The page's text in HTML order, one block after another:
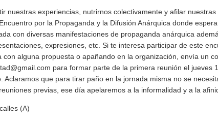
nuestras experiencias, nutrirnos colectivamente y afilar nuestras
por la Propaganda y la Difusión Anárquica donde
con diversas manifestaciones de propaganda anárquica
expresiones, etc. Si te interesa participar de este
con alguna propuesta o apañando en la organización, envía un
para formar parte de la primera reunión el jueves
Aclaramos que para tirar paño en la jornada misma no se
previas, ese día apelaremos a la informalidad y a la
(A)